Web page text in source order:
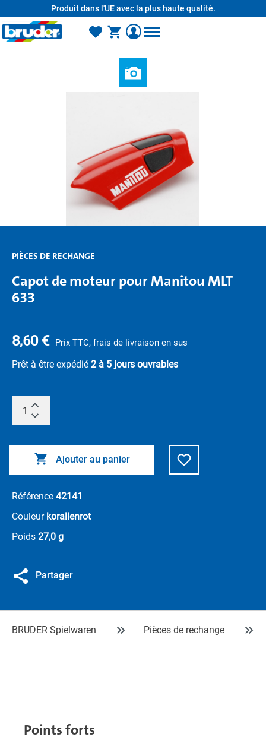
Produit dans l'UE avec la plus haute qualité.
PIÈCES DE RECHANGE
Capot de moteur pour Manitou MLT
633
8,60 € Prix TTC, frais de livraison en sus
Prêt à être expédié 2 à 5 jours ouvrables
Ajouter au panier
Référence 42141
Couleur korallenrot
Poids 27,0 g
Partager
BRUDER Spielwaren Pièces de rechange
Points forts